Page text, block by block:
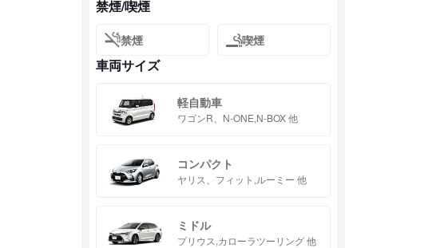
禁煙/喫煙
禁煙 喫煙
車両サイズ
軽自動車
ワゴンR、N-ONE,N-BOX 他
コンパクト
ヤリス、フィット,ルーミー 他
ミドル
プリウス,カローラツーリング 他